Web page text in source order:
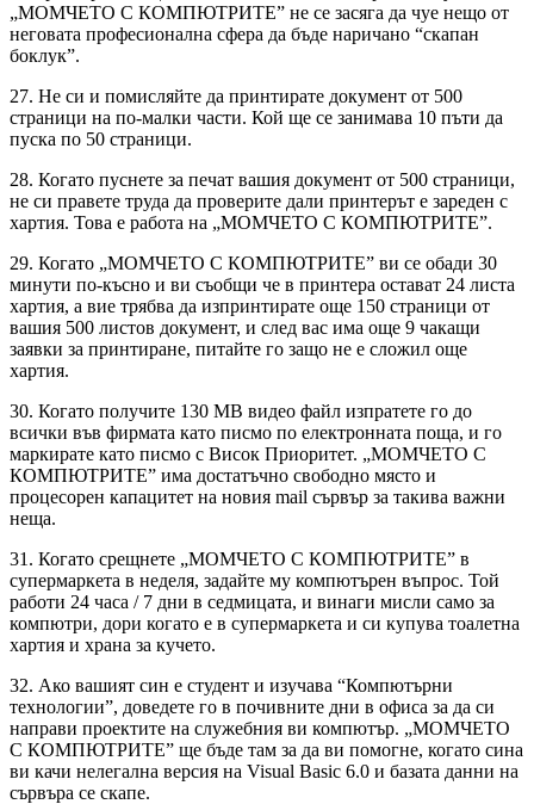
„МОМЧЕТО С КОМПЮТРИТЕ” не се засяга да чуе нещо от
неговата професионална сфера да бъде наричано “скапан
боклук”.
27. Не си и помисляйте да принтирате документ от 500
страници на по-малки части. Кой ще се занимава 10 пъти да
пуска по 50 страници.
28. Когато пуснете за печат вашия документ от 500 страници,
не си правете труда да проверите дали принтерът е зареден с
хартия. Това е работа на „МОМЧЕТО С КОМПЮТРИТЕ”.
29. Когато „МОМЧЕТО С КОМПЮТРИТЕ” ви се обади 30
минути по-късно и ви съобщи че в принтера остават 24 листа
хартия, а вие трябва да изпринтирате още 150 страници от
вашия 500 листов документ, и след вас има още 9 чакащи
заявки за принтиране, питайте го защо не е сложил още
хартия.
30. Когато получите 130 MB видео файл изпратете го до
всички във фирмата като писмо по електронната поща, и го
маркирате като писмо с Висок Приоритет. „МОМЧЕТО С
КОМПЮТРИТЕ” има достатъчно свободно място и
процесорен капацитет на новия mail сървър за такива важни
неща.
31. Когато срещнете „МОМЧЕТО С КОМПЮТРИТЕ” в
супермаркета в неделя, задайте му компютърен въпрос. Той
работи 24 часа / 7 дни в седмицата, и винаги мисли само за
компютри, дори когато е в супермаркета и си купува тоалетна
хартия и храна за кучето.
32. Ако вашият син е студент и изучава “Компютърни
технологии”, доведете го в почивните дни в офиса за да си
направи проектите на служебния ви компютър. „МОМЧЕТО
С КОМПЮТРИТЕ” ще бъде там за да ви помогне, когато сина
ви качи нелегална версия на Visual Basic 6.0 и базата данни на
сървъра се скапе.